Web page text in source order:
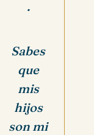
.
Sabes
que
mis
hijos
son mi